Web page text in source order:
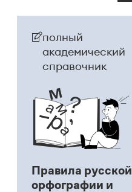
полный
академический
справочник
Правила русской
орфографии и